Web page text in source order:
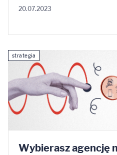
20.07.2023
strategia
Wybierasz agencję